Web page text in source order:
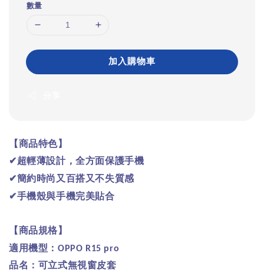
數量
加入購物車
【商品特色】
✔超輕薄設計，全方面保護手機
✔簡約時尚又百搭又不失質感
✔手機殼與手機完美貼合
【商品規格 】
適用機型： OPPO R15 pro
品名：可立式無視窗皮套